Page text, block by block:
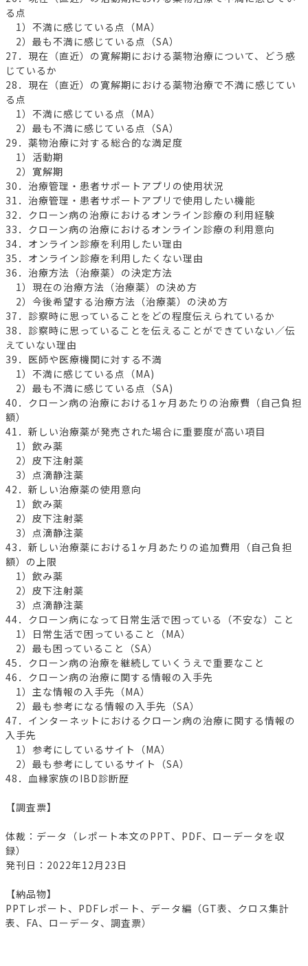
る点
1）不満に感じている点（MA）
2）最も不満に感じている点（SA）
27．現在（直近）の寛解期における薬物治療について、どう感
じているか
28．現在（直近）の寛解期における薬物治療で不満に感じてい
る点
1）不満に感じている点（MA）
2）最も不満に感じている点（SA）
29．薬物治療に対する総合的な満足度
1）活動期
2）寛解期
30．治療管理・患者サポートアプリの使用状況
31．治療管理・患者サポートアプリで使用したい機能
32．クローン病の治療におけるオンライン診療の利用経験
33．クローン病の治療におけるオンライン診療の利用意向
34．オンライン診療を利用したい理由
35．オンライン診療を利用したくない理由
36．治療方法（治療薬）の決定方法
1）現在の治療方法（治療薬）の決め方
2）今後希望する治療方法（治療薬）の決め方
37．診察時に思っていることをどの程度伝えられているか
38．診察時に思っていることを伝えることができていない／伝
えていない理由
39．医師や医療機関に対する不満
1）不満に感じている点（MA)
2）最も不満に感じている点（SA)
40．クローン病の治療における1ヶ月あたりの治療費（自己負担
額）
41．新しい治療薬が発売された場合に重要度が高い項目
1）飲み薬
2）皮下注射薬
3）点滴静注薬
42．新しい治療薬の使用意向
1）飲み薬
2）皮下注射薬
3）点滴静注薬
43．新しい治療薬における1ヶ月あたりの追加費用（自己負担
額）の上限
1）飲み薬
2）皮下注射薬
3）点滴静注薬
44．クローン病になって日常生活で困っている（不安な）こと
1）日常生活で困っていること（MA）
2）最も困っていること（SA）
45．クローン病の治療を継続していくうえで重要なこと
46．クローン病の治療に関する情報の入手先
1）主な情報の入手先（MA）
2）最も参考になる情報の入手先（SA）
47．インターネットにおけるクローン病の治療に関する情報の
入手先
1）参考にしているサイト（MA）
2）最も参考にしているサイト（SA）
48．血縁家族のIBD診断歴
【調査票】
体裁：データ（レポート本文のPPT、PDF、ローデータを収
録）
発刊日：2022年12月23日
【納品物】
PPTレポート、PDFレポート、データ編（GT表、クロス集計
表、FA、ローデータ、調査票）